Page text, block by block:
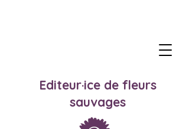
Editeur·ice de fleurs
sauvages